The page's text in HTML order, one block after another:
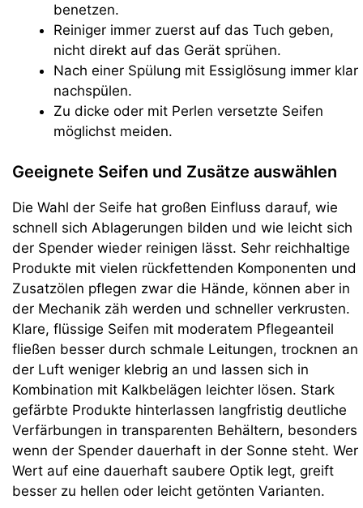
benetzen.
Reiniger immer zuerst auf das Tuch geben,
nicht direkt auf das Gerät sprühen.
Nach einer Spülung mit Essiglösung immer klar
nachspülen.
Zu dicke oder mit Perlen versetzte Seifen
möglichst meiden.
Geeignete Seifen und Zusätze auswählen
Die Wahl der Seife hat großen Einfluss darauf, wie
schnell sich Ablagerungen bilden und wie leicht sich
der Spender wieder reinigen lässt. Sehr reichhaltige
Produkte mit vielen rückfettenden Komponenten und
Zusatzölen pflegen zwar die Hände, können aber in
der Mechanik zäh werden und schneller verkrusten.
Klare, flüssige Seifen mit moderatem Pflegeanteil
fließen besser durch schmale Leitungen, trocknen an
der Luft weniger klebrig an und lassen sich in
Kombination mit Kalkbelägen leichter lösen. Stark
gefärbte Produkte hinterlassen langfristig deutliche
Verfärbungen in transparenten Behältern, besonders
wenn der Spender dauerhaft in der Sonne steht. Wer
Wert auf eine dauerhaft saubere Optik legt, greift
besser zu hellen oder leicht getönten Varianten.